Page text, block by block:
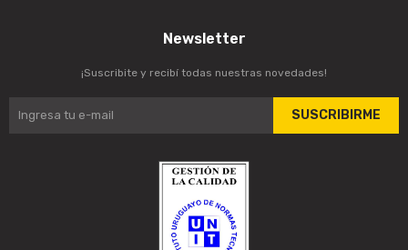
Newsletter
¡Suscribite y recibí todas nuestras novedades!
SUSCRIBIRME